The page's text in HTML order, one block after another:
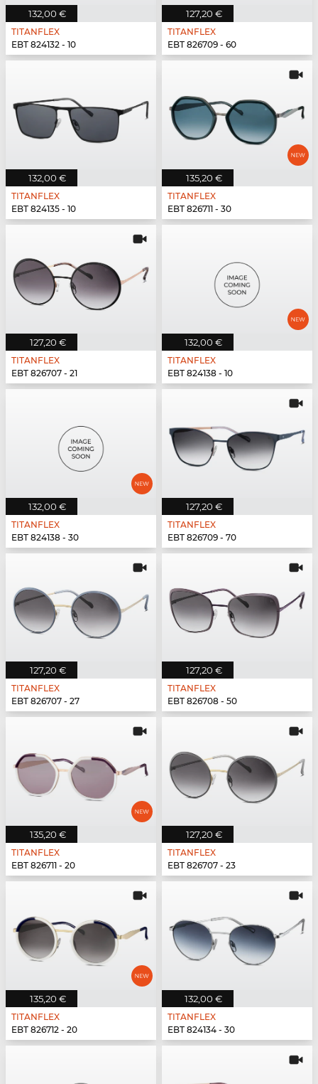
132,00 €
TITANFLEX
EBT 824132 - 10
127,20 €
TITANFLEX
EBT 826709 - 60
132,00 €
TITANFLEX
EBT 824135 - 10
135,20 €
TITANFLEX
EBT 826711 - 30
127,20 €
TITANFLEX
EBT 826707 - 21
132,00 €
TITANFLEX
EBT 824138 - 10
132,00 €
TITANFLEX
EBT 824138 - 30
127,20 €
TITANFLEX
EBT 826709 - 70
127,20 €
TITANFLEX
EBT 826707 - 27
127,20 €
TITANFLEX
EBT 826708 - 50
135,20 €
TITANFLEX
EBT 826711 - 20
127,20 €
TITANFLEX
EBT 826707 - 23
135,20 €
TITANFLEX
EBT 826712 - 20
132,00 €
TITANFLEX
EBT 824134 - 30